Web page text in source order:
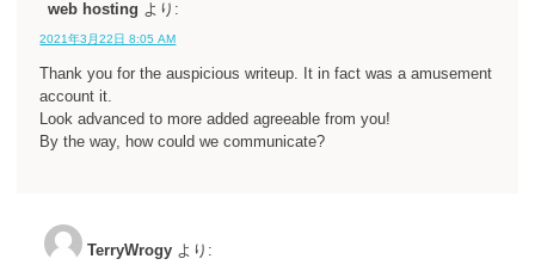
web hosting より:
2021年3月22日 8:05 AM
Thank you for the auspicious writeup. It in fact was a amusement
account it.
Look advanced to more added agreeable from you!
By the way, how could we communicate?
TerryWrogy より: